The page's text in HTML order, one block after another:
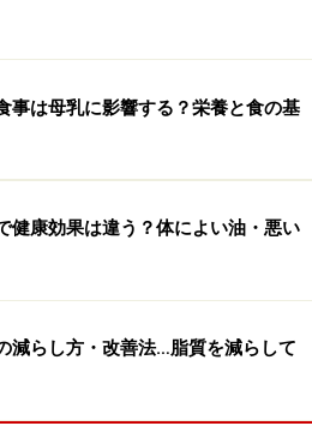
事は母乳に影響する？栄養と食の基
健康効果は違う？体によい油・悪い
減らし方・改善法…脂質を減らして